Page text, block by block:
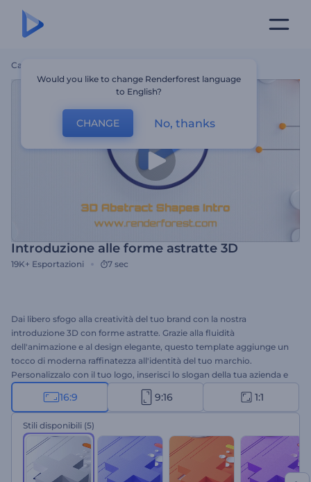
Casa
Introduzione alle forme astratte 3D
19K+ Esportazioni 7 sec
Dai libero sfogo alla creatività del tuo brand con la nostra
introduzione 3D con forme astratte. Grazie alla fluidità
dell'animazione e al design elegante, questo template aggiunge un
tocco di moderna raffinatezza all'identità del tuo marchio.
Personalizzalo con il tuo logo, inserisci lo slogan della tua azienda e
seleziona una musica di sottofondo in linea con l'atmosfera del tuo
brand. Che si tratti del lancio di un nuovo prodotto o del
rinnovamento dell'immagine del tuo brand, questo template è la
scelta perfetta per una presentazione del logo memorabile. Crea ora
e getta le basi per il successo del tuo brand!
16:9 9:16 1:1
Stili disponibili (5)
Would you like to change Renderforest language
to English?
CHANGE No, thanks